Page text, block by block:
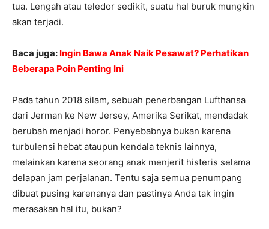
tua. Lengah atau teledor sedikit, suatu hal buruk mungkin
akan terjadi.
Baca juga: Ingin Bawa Anak Naik Pesawat? Perhatikan
Beberapa Poin Penting Ini
Pada tahun 2018 silam, sebuah penerbangan Lufthansa
dari Jerman ke New Jersey, Amerika Serikat, mendadak
berubah menjadi horor. Penyebabnya bukan karena
turbulensi hebat ataupun kendala teknis lainnya,
melainkan karena seorang anak menjerit histeris selama
delapan jam perjalanan. Tentu saja semua penumpang
dibuat pusing karenanya dan pastinya Anda tak ingin
merasakan hal itu, bukan?